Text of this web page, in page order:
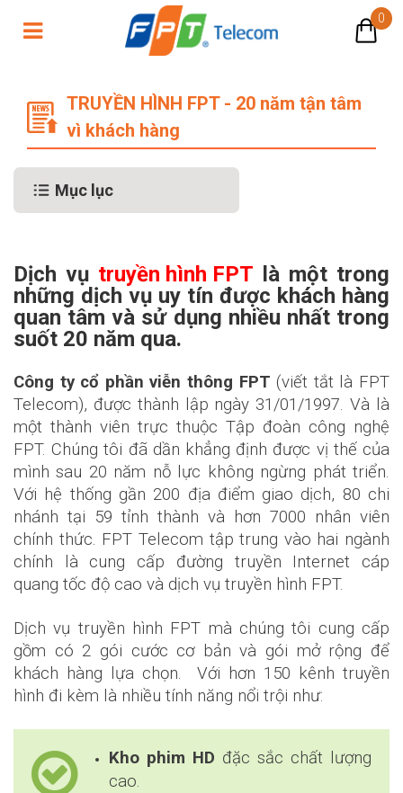
0
TRUYỀN HÌNH FPT - 20 năm tận tâm
vì khách hàng
Mục lục
Dịch vụ truyền hình FPT là một trong
những dịch vụ uy tín được khách hàng
quan tâm và sử dụng nhiều nhất trong
suốt 20 năm qua.
Công ty cổ phần viễn thông FPT (viết tắt là FPT
Telecom), được thành lập ngày 31/01/1997. Và là
một thành viên trực thuộc Tập đoàn công nghệ
FPT. Chúng tôi đã dần khẳng định được vị thế của
mình sau 20 năm nỗ lực không ngừng phát triển.
Với hệ thống gần 200 địa điểm giao dịch, 80 chi
nhánh tại 59 tỉnh thành và hơn 7000 nhân viên
chính thức. FPT Telecom tập trung vào hai ngành
chính là cung cấp đường truyền Internet cáp
quang tốc độ cao và dịch vụ truyền hình FPT.
Dịch vụ truyền hình FPT mà chúng tôi cung cấp
gồm có 2 gói cước cơ bản và gói mở rộng để
khách hàng lựa chọn. Với hơn 150 kênh truyền
hình đi kèm là nhiều tính năng nổi trội như:
Kho phim HD đặc sắc chất lượng
cao.